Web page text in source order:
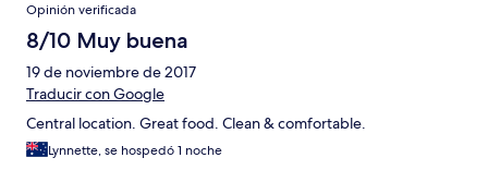
Opinión verificada
8/10 Muy buena
19 de noviembre de 2017
Traducir con Google
Central location. Great food. Clean & comfortable.
Lynnette, se hospedó 1 noche